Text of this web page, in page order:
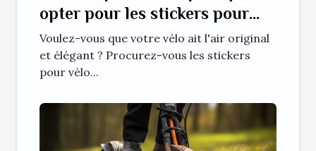
opter pour les stickers pour
vélo ?
Voulez-vous que votre vélo ait l'air original
et élégant ? Procurez-vous les stickers
pour vélo...